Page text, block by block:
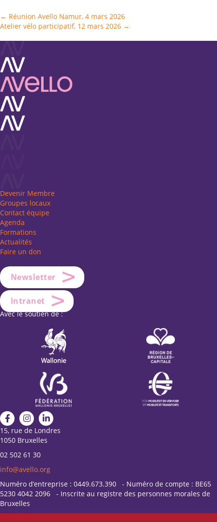
Posts
navigation
← Réunion Avello Namur, 4 mars 2026
Atelier vélo participatif, 12 mars 2026 →
Devenir Membre
Groupes locaux
Contact équipe
Agenda
Formations
Actualités
Faire un don
Newsletter
Intranet
Avec le soutien de :
15, rue de Londres
1050 Bruxelles
02 502 61 30
info@avello.org
Numéro d’entreprise : 0449.673.390 - Numéro de compte : BE65
5230 4042 2096 - Inscrite au registre des personnes morales de
Bruxelles